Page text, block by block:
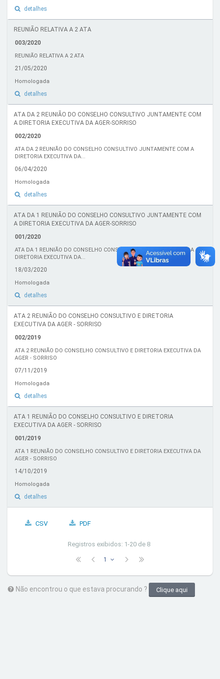
detalhes
REUNIÃO RELATIVA A 2 ATA
003/2020
REUNIÃO RELATIVA A 2 ATA
21/05/2020
Homologada
detalhes
ATA DA 2 REUNIÃO DO CONSELHO CONSULTIVO JUNTAMENTE COM
A DIRETORIA EXECUTIVA DA AGER-SORRISO
002/2020
ATA DA 2 REUNIÃO DO CONSELHO CONSULTIVO JUNTAMENTE COM A
DIRETORIA EXECUTIVA DA...
06/04/2020
Homologada
detalhes
ATA DA 1 REUNIÃO DO CONSELHO CONSULTIVO JUNTAMENTE COM
A DIRETORIA EXECUTIVA DA AGER-SORRISO
001/2020
ATA DA 1 REUNIÃO DO CONSELHO CONSULTIVO JUNTAMENTE COM A
DIRETORIA EXECUTIVA DA...
18/03/2020
Homologada
detalhes
ATA 2 REUNIÃO DO CONSELHO CONSULTIVO E DIRETORIA
EXECUTIVA DA AGER - SORRISO
002/2019
ATA 2 REUNIÃO DO CONSELHO CONSULTIVO E DIRETORIA EXECUTIVA DA
AGER - SORRISO
07/11/2019
Homologada
detalhes
ATA 1 REUNIÃO DO CONSELHO CONSULTIVO E DIRETORIA
EXECUTIVA DA AGER - SORRISO
001/2019
ATA 1 REUNIÃO DO CONSELHO CONSULTIVO E DIRETORIA EXECUTIVA DA
AGER - SORRISO
14/10/2019
Homologada
detalhes
CSV PDF
Registros exibidos: 1-20 de 8
1
Não encontrou o que estava procurando ? Clique aqui